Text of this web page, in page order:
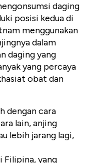
daging
posisi kedua di
menggunakan
dalam
daging yang
yang percaya
obat dan
dengan cara
lain, anjing
lebih jarang lagi,
Filipina, yang